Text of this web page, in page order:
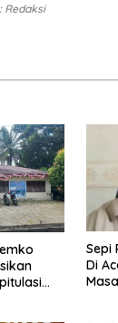
Redaksi
Sepi
Di